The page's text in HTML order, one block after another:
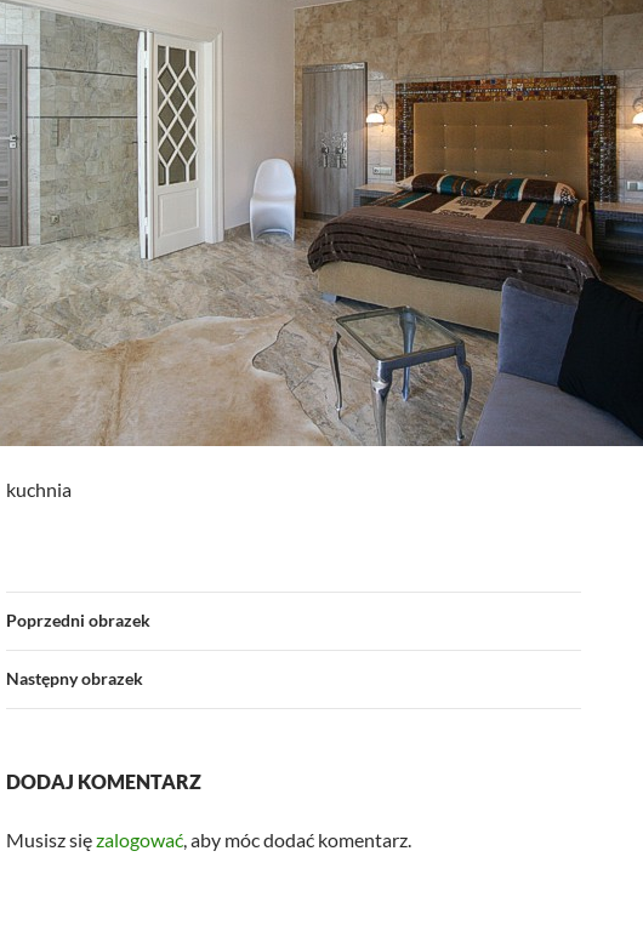
kuchnia
Poprzedni obrazek
Następny obrazek
DODAJ KOMENTARZ
Musisz sięzalogować, aby móc dodać komentarz.